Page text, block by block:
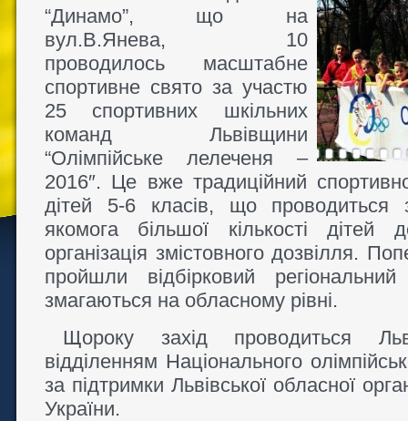
“Динамо”, що на
вул.В.Янева, 10
проводилось масштабне
спортивне свято за участю
25 спортивних шкільних
команд Львівщини
“Олімпійське лелеченя –
2016″. Це вже традиційний
дітей 5-6 класів, що проводиться
якомога більшої кількості дітей
організація змістовного дозвілля.
пройшли відбірковий
змагаються на обласному рівні.
Щороку захід проводиться
відділенням Національного
за підтримки Львівської обласної
України.